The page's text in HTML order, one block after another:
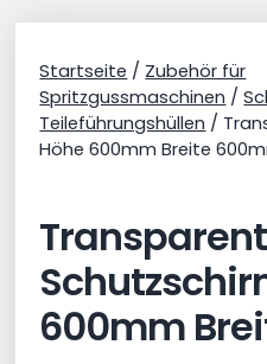
Startseite / Zubehör für
Spritzgussmaschinen /
Teileführungshüllen /
Höhe 600mm Breite
600mm